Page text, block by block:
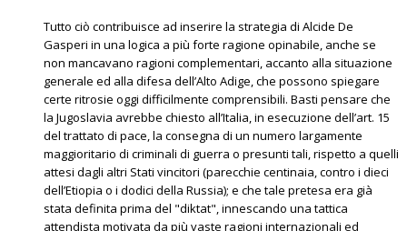
Tutto ciò contribuisce ad inserire la strategia di Alcide De
Gasperi in una logica a più forte ragione opinabile, anche se
non mancavano ragioni complementari, accanto alla situazione
generale ed alla difesa dell’Alto Adige, che possono spiegare
certe ritrosie oggi difficilmente comprensibili. Basti pensare che
la Jugoslavia avrebbe chiesto all’Italia, in esecuzione dell’art. 15
del trattato di pace, la consegna di un numero largamente
maggioritario di criminali di guerra o presunti tali, rispetto a quelli
attesi dagli altri Stati vincitori (parecchie centinaia, contro i dieci
dell’Etiopia o i dodici della Russia); e che tale pretesa era già
stata definita prima del "diktat", innescando una tattica
attendista motivata da più vaste ragioni internazionali ed